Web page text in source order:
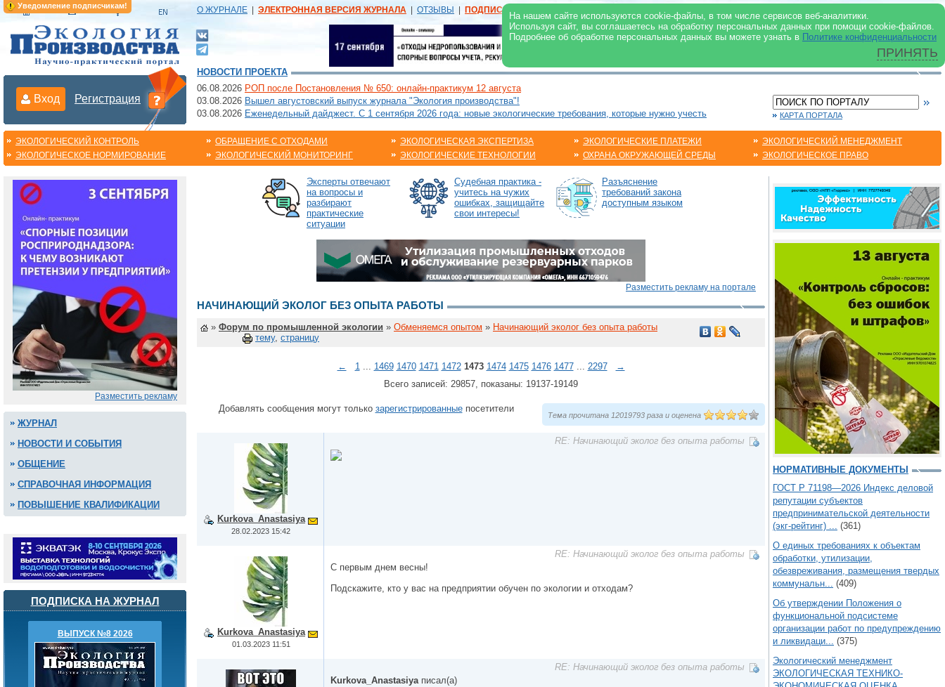
Уведомление подписчикам!
На нашем сайте используются cookie-файлы, в том числе сервисов веб-аналитики.
Используя сайт, вы соглашаетесь на обработку персональных данных при помощи cookie-файлов.
Подробнее об обработке персональных данных вы можете узнать в Политике конфиденциальности
ПРИНЯТЬ
О ЖУРНАЛЕ ЭЛЕКТРОННАЯ ВЕРСИЯ ЖУРНАЛА ОТЗЫВЫ ПОДПИСКА | В ЖУРНАЛЕ В ИНТЕРНЕТ
Вход Регистрация
НОВОСТИ ПРОЕКТА
06.08.2026 РОП после Постановления № 650: онлайн-практикум 12 августа
03.08.2026 Вышел августовский выпуск журнала "Экология производства"!
03.08.2026 Еженедельный дайджест. С 1 сентября 2026 года: новые экологические требования, которые нужно учесть КАРТА ПОРТАЛА
ЭКОЛОГИЧЕСКИЙ КОНТРОЛЬ
ЭКОЛОГИЧЕСКОЕ НОРМИРОВАНИЕ
ОБРАЩЕНИЕ С ОТХОДАМИ
ЭКОЛОГИЧЕСКИЙ МОНИТОРИНГ
ЭКОЛОГИЧЕСКАЯ ЭКСПЕРТИЗА
ЭКОЛОГИЧЕСКИЕ ТЕХНОЛОГИИ
ЭКОЛОГИЧЕСКИЕ ПЛАТЕЖИ
ОХРАНА ОКРУЖАЮЩЕЙ СРЕДЫ
ЭКОЛОГИЧЕСКИЙ МЕНЕДЖМЕНТ
ЭКОЛОГИЧЕСКОЕ ПРАВО
Разместить рекламу
ЖУРНАЛ
НОВОСТИ И СОБЫТИЯ
ОБЩЕНИЕ
СПРАВОЧНАЯ ИНФОРМАЦИЯ
ПОВЫШЕНИЕ КВАЛИФИКАЦИИ
ПОДПИСКА НА ЖУРНАЛ
ВЫПУСК №8 2026
Эксперты отвечают
на вопросы и
разбирают
практические
ситуации
Судебная практика -
учитесь на чужих
ошибках, защищайте
свои интересы!
Разъяснение
требований закона
доступным языком
Разместить рекламу на портале
НАЧИНАЮЩИЙ ЭКОЛОГ БЕЗ ОПЫТА РАБОТЫ
» Форум по промышленной экологии » Обменяемся опытом » Начинающий эколог без опыта работы
тему, страницу
← 1... 1469 1470 1471 1472 1473 1474 1475 1476 1477... 2297
→
Всего записей: 29857, показаны: 19137-19149
Тема прочитана 12019793 раза и оценена
Добавлять сообщения могут только зарегистрированныепосетители
Kurkova_Anastasiya
28.02.2023 15:42
RE: Начинающий эколог без опыта работы
Kurkova_Anastasiya
01.03.2023 11:51
RE: Начинающий эколог без опыта работы
С первым днем весны!
Подскажите, кто у вас на предприятии обучен по экологии и отходам?
RE: Начинающий эколог без опыта работы
Kurkova_Anastasiyaписал(а)
НОРМАТИВНЫЕ ДОКУМЕНТЫ
ГОСТ Р 71198—2026 Индекс деловой
репутации субъектов
предпринимательской деятельности
(экг-рейтинг) ... (361)
О единых требованиях к объектам
обработки, утилизации,
обезвреживания, размещения твердых
коммунальн... (409)
Об утверждении Положения о
функциональной подсистеме
организации работ по предупреждению
и ликвидаци... (375)
Экологический менеджмент
ЭКОЛОГИЧЕСКАЯ ТЕХНИКО-